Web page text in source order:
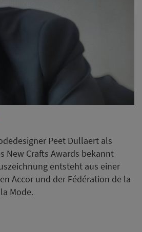
Peet Dullaert als
New Crafts Awards bekannt
entsteht aus einer
Accor und der Fédération de la
Mode.